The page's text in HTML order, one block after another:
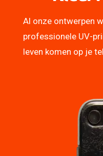
Al onze ontwerpen
professionele UV-
leven komen op je